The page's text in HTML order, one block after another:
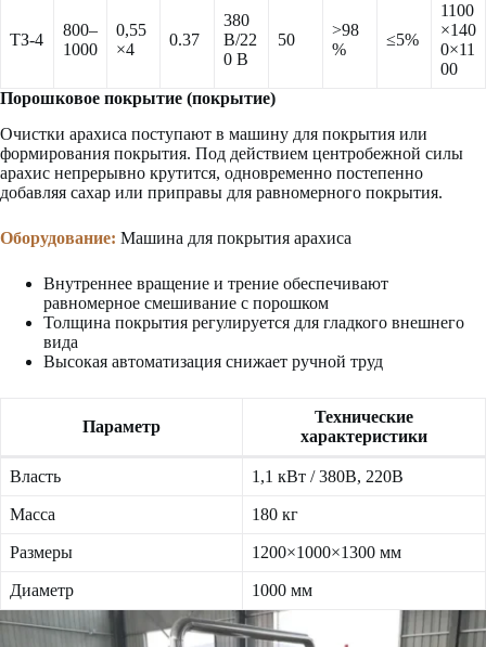
ТЗ-4
800–
1000
0,55
×4
0.37
380
В/22
0 В
50
>98
%
≤5%
1100
×140
0×11
00
Порошковое покрытие (покрытие)
Очистки арахиса поступают в машину для покрытия или
формирования покрытия. Под действием центробежной силы
арахис непрерывно крутится, одновременно постепенно
добавляя сахар или приправы для равномерного покрытия.
Оборудование: Машина для покрытия арахиса
Внутреннее вращение и трение обеспечивают
равномерное смешивание с порошком
Толщина покрытия регулируется для гладкого внешнего
вида
Высокая автоматизация снижает ручной труд
Параметр
Технические
характеристики
Власть 1,1 кВт / 380В, 220В
Масса 180 кг
Размеры 1200×1000×1300 мм
Диаметр 1000 мм